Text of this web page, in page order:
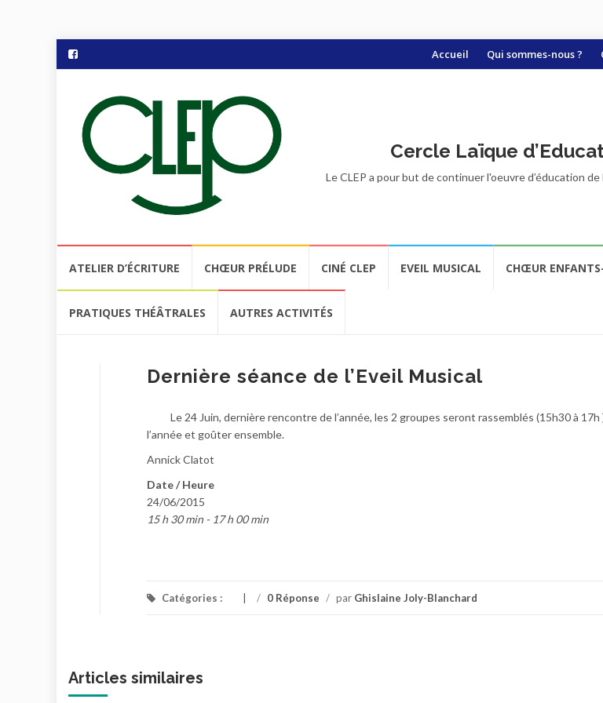
Aller
Accueil Qui sommes-nous ?
Cercle Laïque
Le CLEP a pour but de continuer l'oeuvre d’éducation
contenu
ATELIER D’ÉCRITURE CHŒUR PRÉLUDE CINÉ CLEP EVEIL MUSICAL CHŒUR
PRATIQUES THÉÂTRALES AUTRES ACTIVITÉS
Dernière séance de l’Eveil Musical
Le 24 Juin, dernière rencontre de l’année, les 2 groupes seront rassemblés (15h30 à
l’année et goûter ensemble.
Annick Clatot
Date / Heure
24/06/2015
15 h 30 min - 17 h 00 min
Catégories : / 0 Réponse / par Ghislaine Joly-Blanchard
Articles similaires